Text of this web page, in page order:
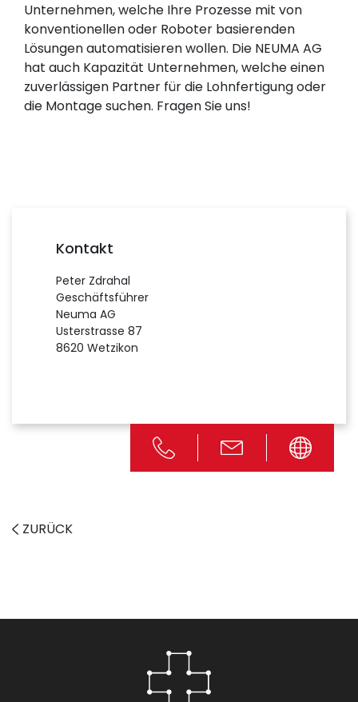
Unternehmen, welche Ihre Prozesse mit von
konventionellen oder Roboter basierenden
Lösungen automatisieren wollen. Die NEUMA AG
hat auch Kapazität Unternehmen, welche einen
zuverlässigen Partner für die Lohnfertigung oder
die Montage suchen. Fragen Sie uns!
Kontakt
Peter Zdrahal
Geschäftsführer
Neuma AG
Usterstrasse 87
8620 Wetzikon
ZURÜCK